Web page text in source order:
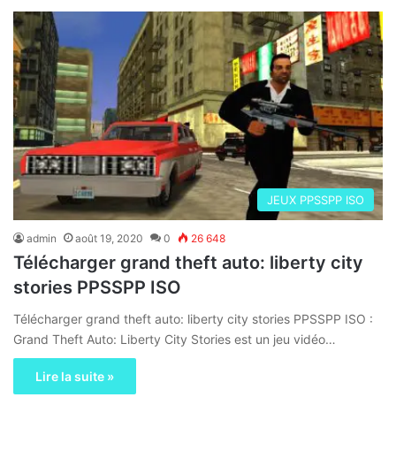
JEUX PPSSPP ISO
admin août 19, 2020 0 26 648
Télécharger grand theft auto: liberty city
stories PPSSPP ISO
Télécharger grand theft auto: liberty city stories PPSSPP ISO :
Grand Theft Auto: Liberty City Stories est un jeu vidéo…
Lire la suite »